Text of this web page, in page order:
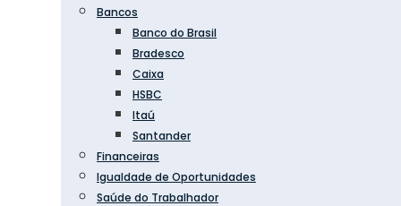
Bancos
Banco do Brasil
Bradesco
Caixa
HSBC
Itaú
Santander
Financeiras
Igualdade de Oportunidades
Saúde do Trabalhador